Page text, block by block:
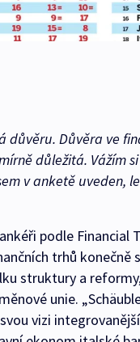
důvěru. Důvěra ve
důležitá. Vážím si
v anketě uveden,
podle Financial
trhů konečně
struktury a
unie.
vizi integrovanější